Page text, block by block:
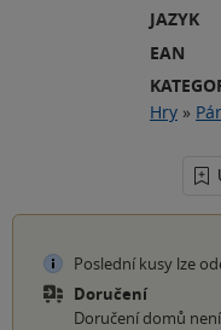
JAZYK
EAN
Hry »
Poslední kusy lze
Doručení
Doručení domů